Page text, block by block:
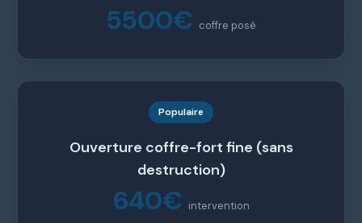
5500€ coffre posé
Populaire
Ouverture coffre-fort fine (sans
destruction)
640€ intervention